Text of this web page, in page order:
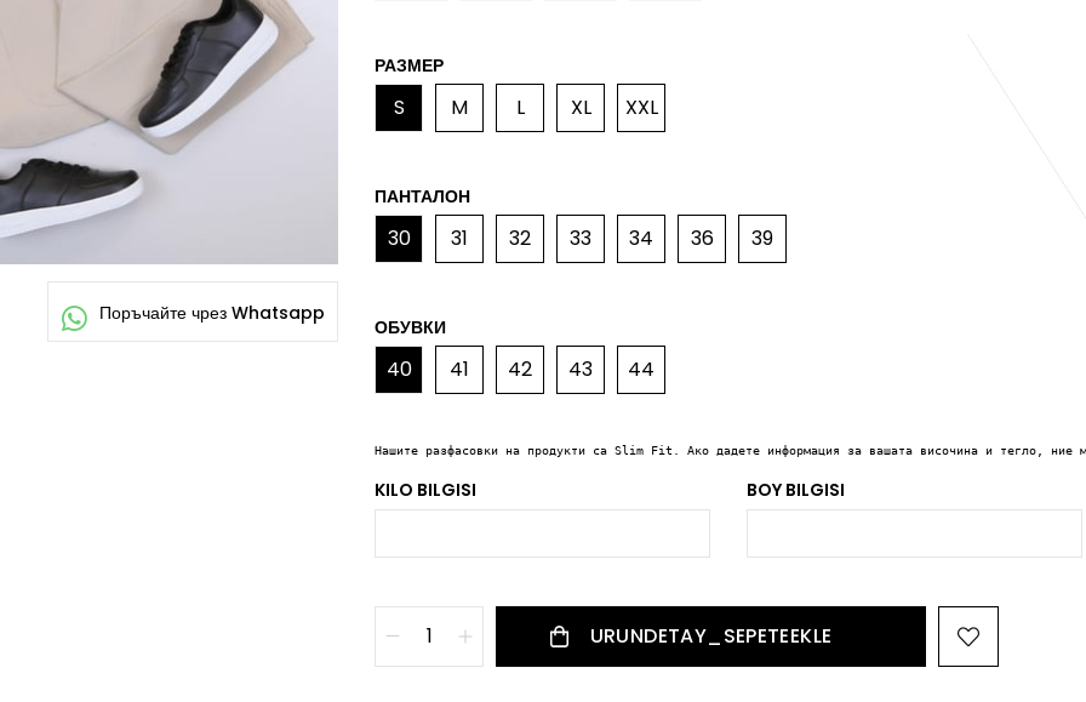
РАЗМЕР
S M L XL XXL
ПАНТАЛОН
30 31 32 33 34 36 39
ОБУВКИ
40 41 42 43 44
Нашите разфасовки на продукти са Slim Fit. Ако дадете информация за вашата височина и тегло, ние
KILO BILGISI BOY BILGISI